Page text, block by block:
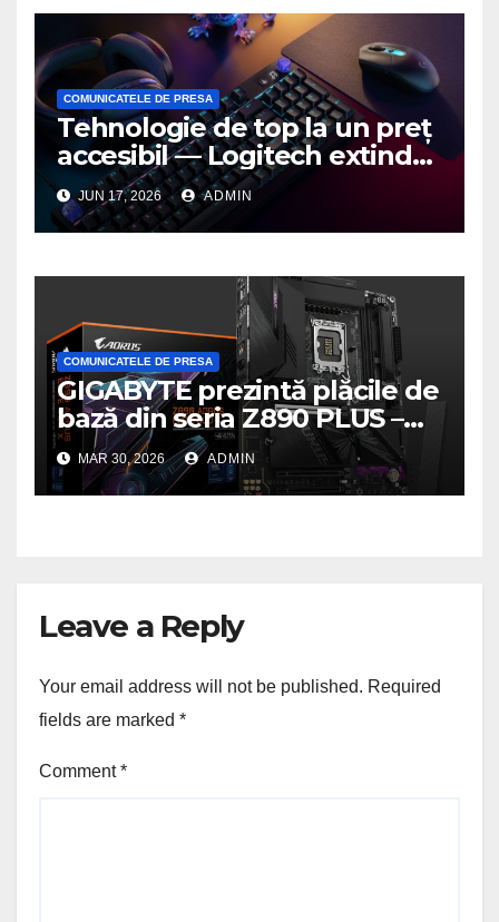
COMUNICATELE DE PRESA
Tehnologie de top la un preț
accesibil — Logitech extinde
seria G3 cu un nou mouse și
o nouă tastatură pentru
gaming pe PC
JUN 17, 2026 ADMIN
COMUNICATELE DE PRESA
GIGABYTE prezintă plăcile de
bază din seria Z890 PLUS –
performanță de ultimă
generație la un nou nivel
MAR 30, 2026 ADMIN
Leave a Reply
Your email address will not be published. Required
fields are marked *
Comment*